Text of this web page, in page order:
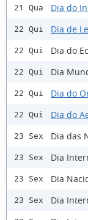
21 Qua Dia do
22 Qui Dia de
22 Qui Dia do
22 Qui Dia
22 Qui Dia do
22 Qui Dia do
23 Sex Dia das
23 Sex Dia
23 Sex Dia
23 Sex Dia